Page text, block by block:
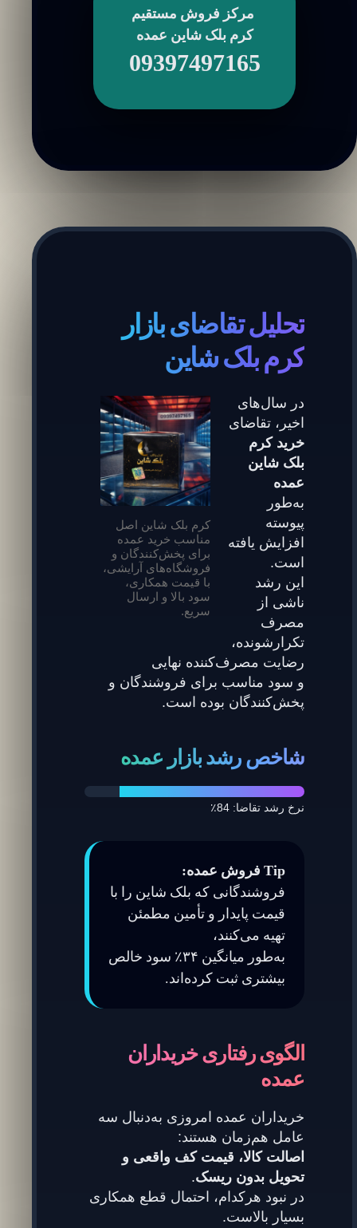
مرکز فروش مستقیم
کرم بلک شاین عمده
09397497165
تحلیل تقاضای بازار
کرم بلک شاین
کرم بلک شاین اصل
مناسب خرید عمده
برای پخش‌کنندگان و
فروشگاه‌های آرایشی،
با قیمت همکاری،
سود بالا و ارسال
سریع.
در سال‌های
اخیر، تقاضای
خرید کرم
بلک شاین
عمده
به‌طور
پیوسته
افزایش یافته
است.
این رشد
ناشی از
مصرف
تکرارشونده،
رضایت مصرف‌کننده نهایی
و سود مناسب برای فروشندگان و
پخش‌کنندگان بوده است.
شاخص رشد بازار عمده
نرخ رشد تقاضا: 84٪
Tip فروش عمده:
فروشندگانی که بلک شاین را با
قیمت پایدار و تأمین مطمئن
تهیه می‌کنند،
به‌طور میانگین ۳۴٪ سود خالص
بیشتری ثبت کرده‌اند.
الگوی رفتاری خریداران
عمده
خریداران عمده امروزی به‌دنبال سه
عامل هم‌زمان هستند:
اصالت کالا، قیمت کف واقعی و
تحویل بدون ریسک.
در نبود هرکدام، احتمال قطع همکاری
بسیار بالاست.